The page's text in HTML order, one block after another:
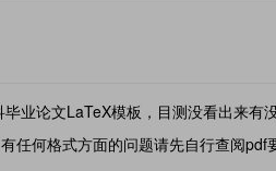
业论文LaTeX模板，目测没看出来有
何格式方面的问题请先自行查阅pdf